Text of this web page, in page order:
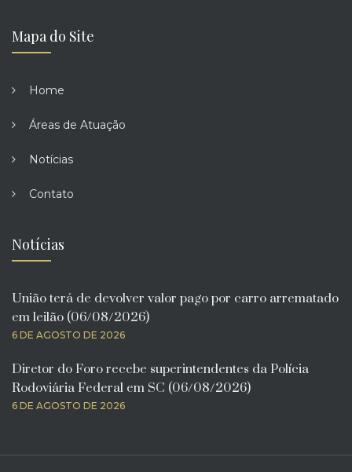
Mapa do Site
Home
Áreas de Atuação
Notícias
Contato
Notícias
União terá de devolver valor pago por carro arrematado
em leilão (06/08/2026)
6 DE AGOSTO DE 2026
Diretor do Foro recebe superintendentes da Polícia
Rodoviária Federal em SC (06/08/2026)
6 DE AGOSTO DE 2026